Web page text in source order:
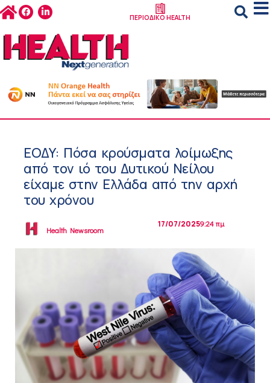
ΠΕΡΙΟΔΙΚΟ HEALTH
ΕΟΔΥ: Πόσα κρούσματα λοίμωξης
από τον ιό του Δυτικού Νείλου
είχαμε στην Ελλάδα από την αρχή
του χρόνου
Health Newsroom
17/07/20259:24 πμ